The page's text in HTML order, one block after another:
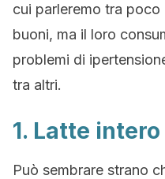
cui parleremo tra
buoni, ma il loro
problemi di
tra altri.
1. Latte intero
Può sembrare strano